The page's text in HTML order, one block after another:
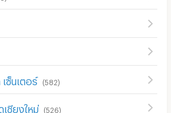
ซ็นเตอร์ (582)
ชียงใหม่ (526)